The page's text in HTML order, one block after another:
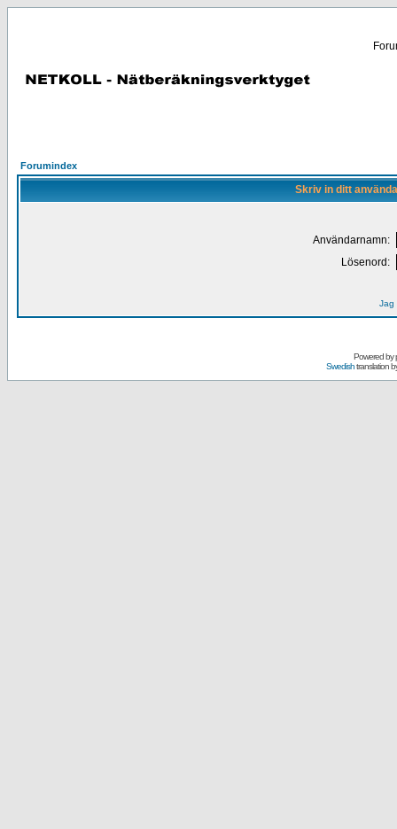
Forumindex
Skriv in ditt
Användarnamn:
Lösenord:
Jag
Powered by
Swedishtranslation